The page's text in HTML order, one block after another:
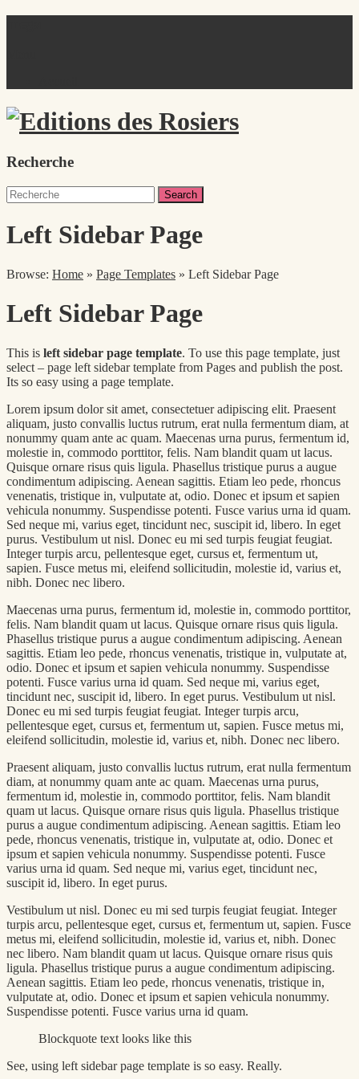
Recherche
Left Sidebar Page
Browse: Home » Page Templates » Left Sidebar Page
Left Sidebar Page
This is left sidebar page template. To use this page template, just
select – page left sidebar template from Pages and publish the post.
Its so easy using a page template.
Lorem ipsum dolor sit amet, consectetuer adipiscing elit. Praesent
aliquam, justo convallis luctus rutrum, erat nulla fermentum diam, at
nonummy quam ante ac quam. Maecenas urna purus, fermentum id,
molestie in, commodo porttitor, felis. Nam blandit quam ut lacus.
Quisque ornare risus quis ligula. Phasellus tristique purus a augue
condimentum adipiscing. Aenean sagittis. Etiam leo pede, rhoncus
venenatis, tristique in, vulputate at, odio. Donec et ipsum et sapien
vehicula nonummy. Suspendisse potenti. Fusce varius urna id quam.
Sed neque mi, varius eget, tincidunt nec, suscipit id, libero. In eget
purus. Vestibulum ut nisl. Donec eu mi sed turpis feugiat feugiat.
Integer turpis arcu, pellentesque eget, cursus et, fermentum ut,
sapien. Fusce metus mi, eleifend sollicitudin, molestie id, varius et,
nibh. Donec nec libero.
Maecenas urna purus, fermentum id, molestie in, commodo porttitor,
felis. Nam blandit quam ut lacus. Quisque ornare risus quis ligula.
Phasellus tristique purus a augue condimentum adipiscing. Aenean
sagittis. Etiam leo pede, rhoncus venenatis, tristique in, vulputate at,
odio. Donec et ipsum et sapien vehicula nonummy. Suspendisse
potenti. Fusce varius urna id quam. Sed neque mi, varius eget,
tincidunt nec, suscipit id, libero. In eget purus. Vestibulum ut nisl.
Donec eu mi sed turpis feugiat feugiat. Integer turpis arcu,
pellentesque eget, cursus et, fermentum ut, sapien. Fusce metus mi,
eleifend sollicitudin, molestie id, varius et, nibh. Donec nec libero.
Praesent aliquam, justo convallis luctus rutrum, erat nulla fermentum
diam, at nonummy quam ante ac quam. Maecenas urna purus,
fermentum id, molestie in, commodo porttitor, felis. Nam blandit
quam ut lacus. Quisque ornare risus quis ligula. Phasellus tristique
purus a augue condimentum adipiscing. Aenean sagittis. Etiam leo
pede, rhoncus venenatis, tristique in, vulputate at, odio. Donec et
ipsum et sapien vehicula nonummy. Suspendisse potenti. Fusce
varius urna id quam. Sed neque mi, varius eget, tincidunt nec,
suscipit id, libero. In eget purus.
Vestibulum ut nisl. Donec eu mi sed turpis feugiat feugiat. Integer
turpis arcu, pellentesque eget, cursus et, fermentum ut, sapien. Fusce
metus mi, eleifend sollicitudin, molestie id, varius et, nibh. Donec
nec libero. Nam blandit quam ut lacus. Quisque ornare risus quis
ligula. Phasellus tristique purus a augue condimentum adipiscing.
Aenean sagittis. Etiam leo pede, rhoncus venenatis, tristique in,
vulputate at, odio. Donec et ipsum et sapien vehicula nonummy.
Suspendisse potenti. Fusce varius urna id quam.
Blockquote text looks like this
See, using left sidebar page template is so easy. Really.